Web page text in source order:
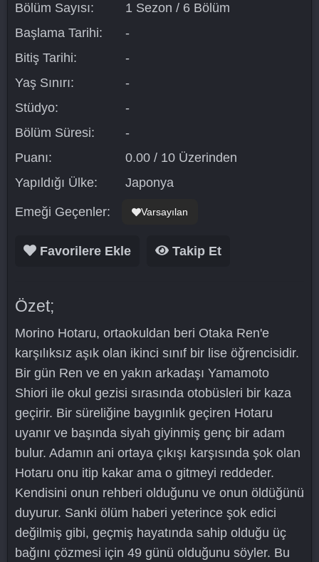
Bölüm Sayısı:
1 Sezon / 6 Bölüm
Başlama Tarihi:
-
Bitiş Tarihi:
-
Yaş Sınırı:
-
Stüdyo:
-
Bölüm Süresi:
-
Puanı:
0.00 / 10 Üzerinden
Yapıldığı Ülke:
Japonya
Emeği Geçenler: Varsayılan
Favorilere Ekle Takip Et
Özet;
Morino Hotaru, ortaokuldan beri Otaka Ren'e
karşılıksız aşık olan ikinci sınıf bir lise öğrencisidir.
Bir gün Ren ve en yakın arkadaşı Yamamoto
Shiori ile okul gezisi sırasında otobüsleri bir kaza
geçirir. Bir süreliğine baygınlık geçiren Hotaru
uyanır ve başında siyah giyinmiş genç bir adam
bulur. Adamın ani ortaya çıkışı karşısında şok olan
Hotaru onu itip kakar ama o gitmeyi reddeder.
Kendisini onun rehberi olduğunu ve onun öldüğünü
duyurur. Sanki ölüm haberi yeterince şok edici
değilmiş gibi, geçmiş hayatında sahip olduğu üç
bağını çözmesi için 49 günü olduğunu söyler. Bu